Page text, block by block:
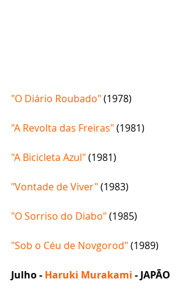
"O Diário Roubado" (1978)
"A Revolta das Freiras" (1981)
"A Bicicleta Azul" (1981)
"Vontade de Viver" (1983)
"O Sorriso do Diabo" (1985)
"Sob o Céu de Novgorod" (1989)
Julho - Haruki Murakami - JAPÃO